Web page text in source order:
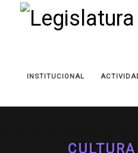
INSTITUCIONAL
CULTURA